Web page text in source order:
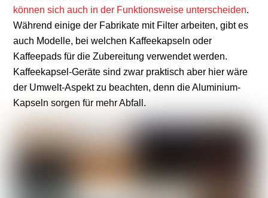
können sich auch in der Funktionsweise unterscheiden.
Während einige der Fabrikate mit Filter arbeiten, gibt es
auch Modelle, bei welchen Kaffeekapseln oder
Kaffeepads für die Zubereitung verwendet werden.
Kaffeekapsel-Geräte sind zwar praktisch aber hier wäre
der Umwelt-Aspekt zu beachten, denn die Aluminium-
Kapseln sorgen für mehr Abfall.